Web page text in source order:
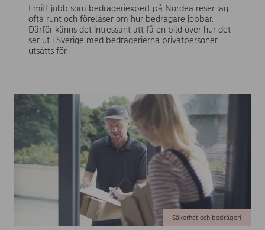
I mitt jobb som bedrägeriexpert på Nordea reser jag
ofta runt och föreläser om hur bedragare jobbar.
Därför känns det intressant att få en bild över hur det
ser ut i Sverige med bedrägerierna privatpersoner
utsätts för.
Säkerhet och bedrägeri